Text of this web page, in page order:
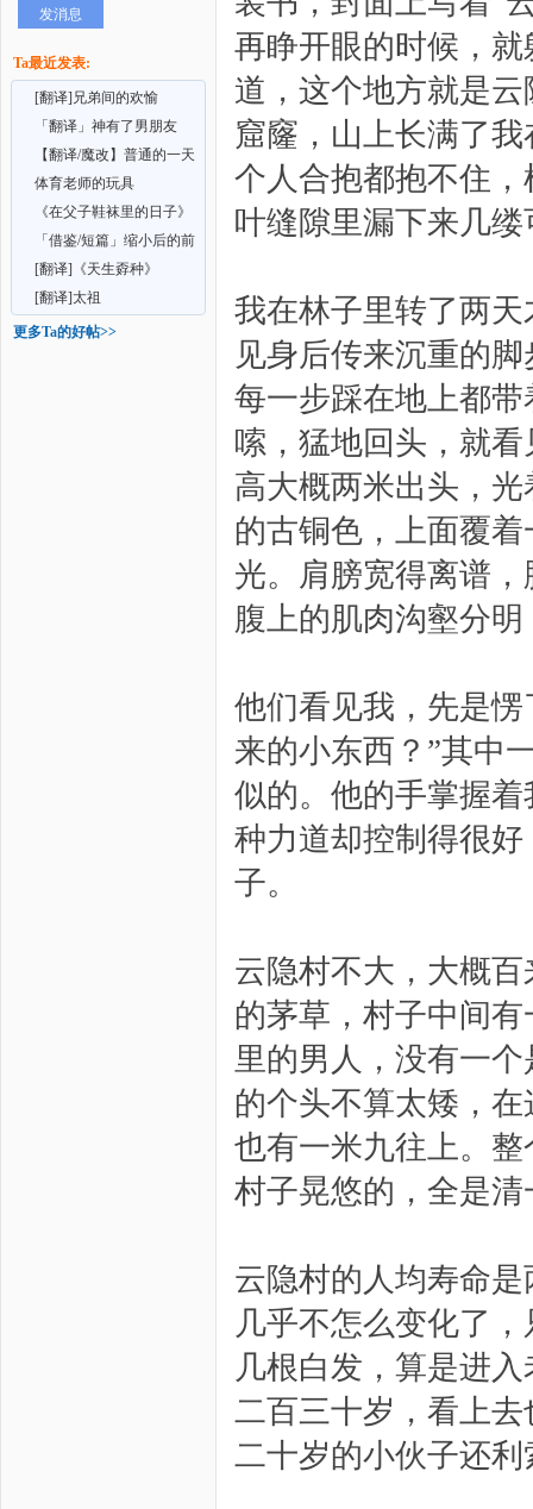
发消息
Ta最近发表:
[翻译]兄弟间的欢愉
「翻译」神有了男朋友
【翻译/魔改】普通的一天
体育老师的玩具
《在父子鞋袜里的日子》
「借鉴/短篇」缩小后的前
男友成为现男友与
[翻译]《天生孬种》
[翻译]太祖
更多Ta的好帖>>
再睁开眼的时候，
道，这个地方就是
窟窿，山上长满了
个人合抱都抱不住
叶缝隙里漏下来几
我在林子里转了两
见身后传来沉重的
每一步踩在地上都
嗦，猛地回头，就
高大概两米出头，
的古铜色，上面覆
光。肩膀宽得离谱
腹上的肌肉沟壑分
他们看见我，先是
来的小东西？”其中
似的。他的手掌握
种力道却控制得很
子。
云隐村不大，大概
的茅草，村子中间
里的男人，没有一
的个头不算太矮，
也有一米九往上。
村子晃悠的，全是
云隐村的人均寿命
几乎不怎么变化了
几根白发，算是进
二百三十岁，看上
二十岁的小伙子还利